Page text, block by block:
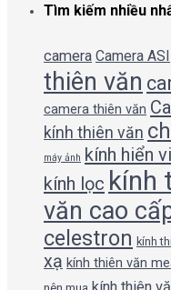
Tìm kiếm nhiều
camera Camera ASI
thiên văn
camera thiên văn
kính thiên văn
máy ảnh kính hiển vi
kính lọc kính
văn cao
celestron kính
xạ kính thiên văn
nên mua